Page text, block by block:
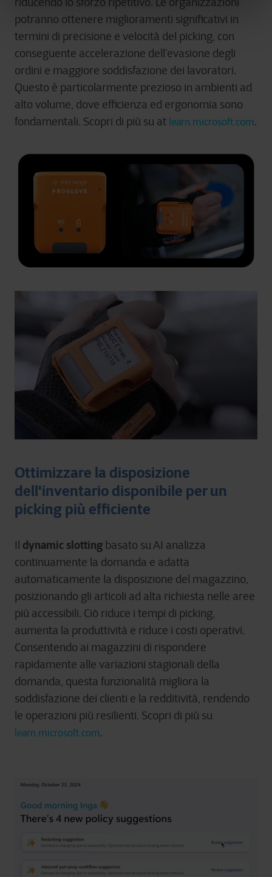
potranno ottenere miglioramenti significativi in
termini di precisione e velocità del picking, con
conseguente accelerazione dell’evasione degli
ordini e maggiore soddisfazione dei lavoratori.
Questo è particolarmente prezioso in ambienti ad
alto volume, dove efficienza ed ergonomia sono
fondamentali. Scopri di più su at learn.microsoft.com.
Ottimizzare la disposizione
dell'inventario disponibile per un
picking più efficiente
Il dynamic slotting basato su AI analizza
continuamente la domanda e adatta
automaticamente la disposizione del magazzino,
posizionando gli articoli ad alta richiesta nelle aree
più accessibili. Ciò riduce i tempi di picking,
aumenta la produttività e riduce i costi operativi.
Consentendo ai magazzini di rispondere
rapidamente alle variazioni stagionali della
domanda, questa funzionalità migliora la
soddisfazione dei clienti e la redditività, rendendo
le operazioni più resilienti. Scopri di più su
learn.microsoft.com.